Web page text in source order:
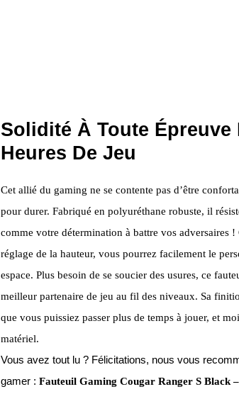
Solidité À Toute Épreuve
Heures De Jeu
Cet allié du gaming ne se contente pas d’être
pour durer. Fabriqué en polyuréthane robuste, il
comme votre détermination à battre vos adversaires !
réglage de la hauteur, vous pourrez facilement le
espace. Plus besoin de se soucier des usures, ce
meilleur partenaire de jeu au fil des niveaux. Sa
que vous puissiez passer plus de temps à jouer, et
matériel.
Vous avez tout lu ? Félicitations, nous vous
gamer : Fauteuil Gaming Cougar Ranger S Black